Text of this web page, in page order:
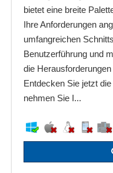
bietet eine breite
Ihre Anforderungen
umfangreichen
Benutzerführung und
die
Entdecken Sie jetzt
nehmen Sie I...